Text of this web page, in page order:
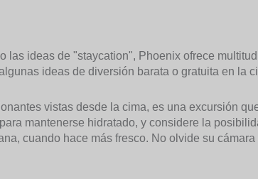
las ideas de "staycation", Phoenix ofrece
ideas de diversión barata o gratuita en la
vistas desde la cima, es una excursión
mantenerse hidratado, y considere la
cuando hace más fresco. No olvide su cámara